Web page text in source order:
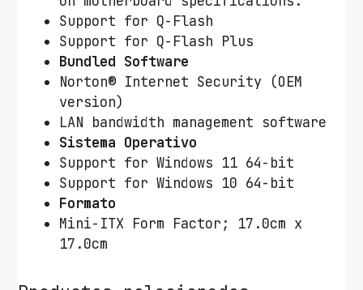
Support for Q-Flash
Support for Q-Flash Plus
Bundled Software
Norton® Internet Security (OEM
version)
LAN bandwidth management software
Sistema Operativo
Support for Windows 11 64-bit
Support for Windows 10 64-bit
Formato
Mini-ITX Form Factor; 17.0cm x
17.0cm